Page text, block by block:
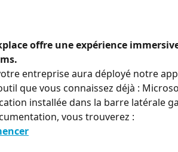
offre une expérience
entreprise aura déployé notre
que vous connaissez déjà :
installée dans la barre latérale
vous trouverez :